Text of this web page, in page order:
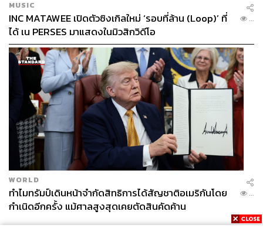
MUSIC
INC MATAWEE เปิดตัวซิงเกิลใหม่ ‘รอบที่ล้าน (Loop)’ ที่
ได้ เน PERSES มาแสดงในมิวสิกวิดีโอ
...
WORLD
ทำไมทรัมป์เดินหน้าจำกัดสิทธิการได้สัญชาติอเมริกันโดย
กำเนิดอีกครั้ง แม้ศาลสูงสุดเคยตัดสินคัดค้าน
...